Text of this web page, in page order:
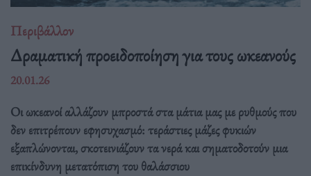
Περιβάλλον
Δραματική προειδοποίηση για τους ωκεανούς
20.01.26
Οι ωκεανοί αλλάζουν μπροστά στα μάτια μας με ρυθμούς που
δεν επιτρέπουν εφησυχασμό: τεράστιες μάζες φυκιών
εξαπλώνονται, σκοτεινιάζουν τα νερά και σηματοδοτούν μια
επικίνδυνη μετατόπιση του θαλάσσιου